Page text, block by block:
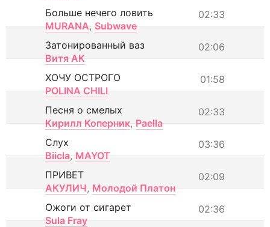
02:33
Больше нечего ловить
MURANA, Subwave
02:06
Затонированный ваз
Витя АК
01:58
ХОЧУ ОСТРОГО
POLINA CHILI
02:33
Песня о смелых
Кирилл Коперник, Paella
03:36
Слух
Biicla, MAYOT
02:09
ПРИВЕТ
АКУЛИЧ, Молодой Платон
02:36
Ожоги от сигарет
Sula Fray